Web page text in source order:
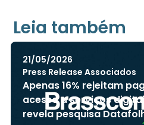
Leia também
21/05/2026
Press Release Associados
Apenas 16% rejeitam
acesso a serviços
revela pesquisa